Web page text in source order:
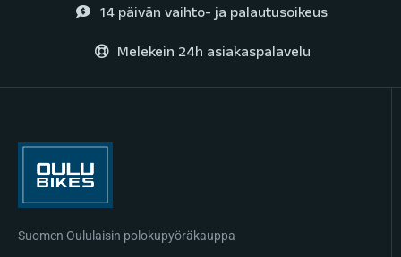
14 päivän vaihto- ja palautusoikeus
Melekein 24h asiakaspalavelu
Suomen Oululaisin polokupyöräkauppa